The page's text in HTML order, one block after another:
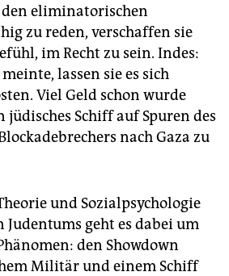
eliminatorischen
zu reden, verschaffen sie
im Recht zu sein. Indes:
lassen sie es sich
Viel Geld schon wurde
jüdisches Schiff auf Spuren des
nach Gaza zu
und Sozialpsychologie
geht es dabei um
den Showdown
Militär und einem Schiff